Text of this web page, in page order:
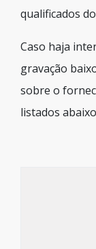
qualificados
Caso haja
gravação
sobre o
listados